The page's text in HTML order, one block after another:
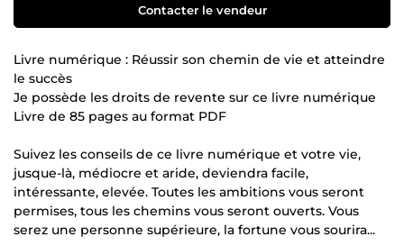
Contacter le vendeur
Livre numérique : Réussir son chemin de vie et atteindre
le succès
Je possède les droits de revente sur ce livre numérique
Livre de 85 pages au format PDF
Suivez les conseils de ce livre numérique et votre vie,
jusque-là, médiocre et aride, deviendra facile,
intéressante, elevée. Toutes les ambitions vous seront
permises, tous les chemins vous seront ouverts. Vous
serez une personne supérieure, la fortune vous sourira...